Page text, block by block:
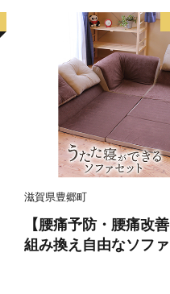
トレス 折りたたみ
レス ベルオアシス
滋賀県 豊郷町
滋賀県豊郷町
【腰痛予防・腰痛改
組み換え自由なソフ
ト うたた寝 コスパ
本製 ブラウン ベージ